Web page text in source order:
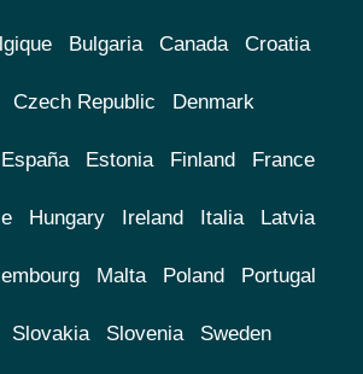
Bulgaria Canada Croatia
Czech Republic Denmark
España Estonia Finland France
Hungary Ireland Italia Latvia
Malta Poland Portugal
Slovakia Slovenia Sweden